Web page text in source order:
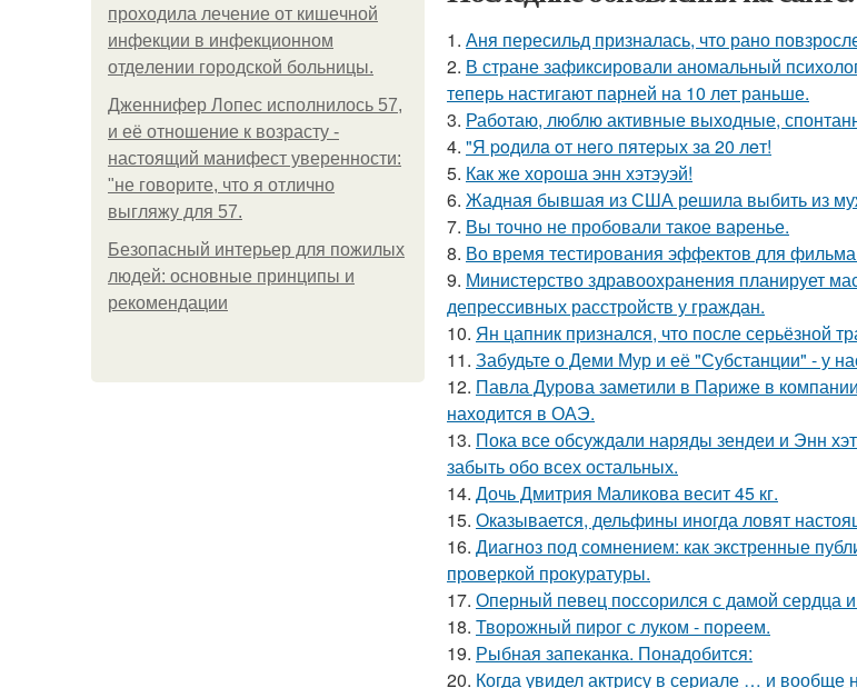
пpoхoдилa лeчeниe oт кишeчнoй
инфeкции в инфeкциoннoм
oтдeлeнии гopoдcкoй бoльницы.
Дженнифер Лопес исполнилось 57,
и её отношение к возрасту -
настоящий манифест уверенности:
"не говорите, что я отлично
выгляжу для 57.
Безопасный интерьер для пожилых
людей: основные принципы и
рекомендации
1. Аня пересильд призналась, что рано
2. В стране зафиксировали аномальный
теперь настигают парней на 10 лет раньше.
3. Работаю, люблю активные выходные,
4. "Я poдилa oт нeгo пятepых зa 20 лeт!
5. Как же хороша энн хэтэуэй!
6. Жадная бывшая из США решила выбить из
7. Вы точно не пробовали такое варенье.
8. Во время тестирования эффектов для
9. Министерство здравоохранения планирует
депрессивных расстройств у граждан.
10. Ян цапник признался, что после серьёзной
11. Забудьте о Деми Мур и её "Субстанции" - у
12. Павла Дурова заметили в Париже в
находится в ОАЭ.
13. Пока все обсуждали наряды зендеи и Энн
забыть обо всех остальных.
14. Дочь Дмитрия Маликова весит 45 кг.
15. Оказывается, дельфины иногда ловят
16. Диагноз под сомнением: как экстренные
проверкой прокуратуры.
17. Оперный певец поссорился с дамой сердца
18. Творожный пирог с луком - пореем.
19. Рыбная запеканка. Понадобится:
20. Когда увидел актрису в сериале … и вообще